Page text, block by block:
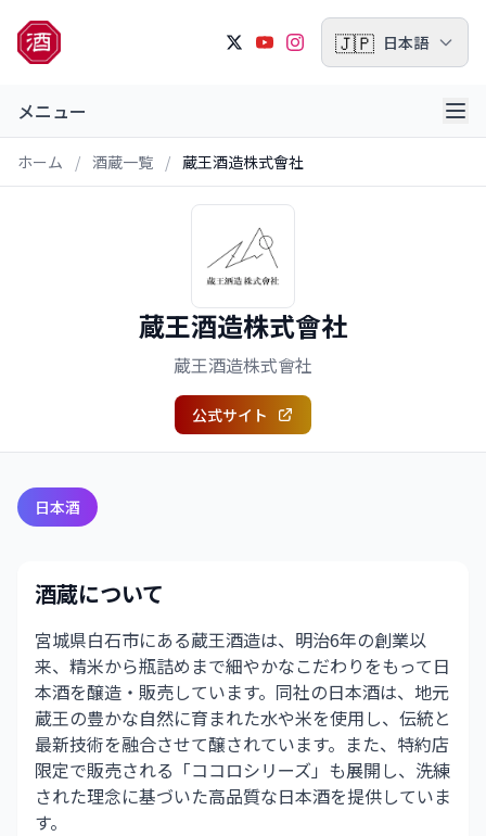
🇯🇵 日本語
メニュー
ホーム / 酒蔵一覧 / 蔵王酒造株式會社
蔵王酒造株式會社
蔵王酒造株式會社
公式サイト
日本酒
酒蔵について
宮城県白石市にある蔵王酒造は、明治6年の創業以
来、精米から瓶詰めまで細やかなこだわりをもって日
本酒を醸造・販売しています。同社の日本酒は、地元
蔵王の豊かな自然に育まれた水や米を使用し、伝統と
最新技術を融合させて醸されています。また、特約店
限定で販売される「ココロシリーズ」も展開し、洗練
された理念に基づいた高品質な日本酒を提供していま
す。